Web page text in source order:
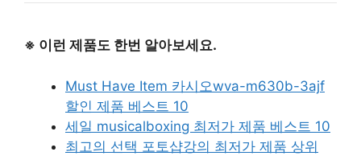
※ 이런 제품도 한번 알아보세요.
Must Have Item 카시오wva-m630b-3ajf
할인 제품 베스트 10
세일 musicalboxing 최저가 제품 베스트 10
최고의 선택 포토샵강의 최저가 제품 상위